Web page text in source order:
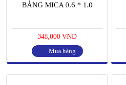
BẢNG MICA 0.6 * 1.0
348,000 VND
Mua hàng